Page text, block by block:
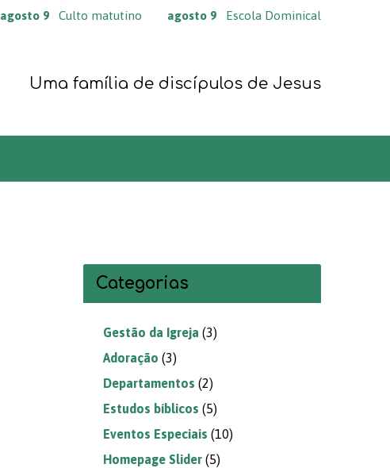
agosto 9 Culto matutino agosto 9 Escola Dominical
Uma família de discípulos de Jesus
Categorias
Gestão da Igreja (3)
Adoração (3)
Departamentos (2)
Estudos bíblicos (5)
Eventos Especiais (10)
Homepage Slider (5)